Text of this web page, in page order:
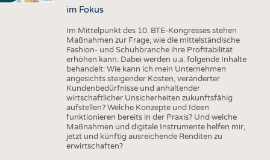
im Fokus
Im Mittelpunkt des 10. BTE-Kongresses stehen
Maßnahmen zur Frage, wie die mittelständische
Fashion- und Schuhbranche ihre Profitabilität
erhöhen kann. Dabei werden u.a. folgende Inhalte
behandelt: Wie kann ich mein Unternehmen
angesichts steigender Kosten, veränderter
Kundenbedürfnisse und anhaltender
wirtschaftlicher Unsicherheiten zukunftsfähig
aufstellen? Welche Konzepte und Ideen
funktionieren bereits in der Praxis? Und welche
Maßnahmen und digitale Instrumente helfen mir,
jetzt und künftig ausreichende Renditen zu
erwirtschaften?